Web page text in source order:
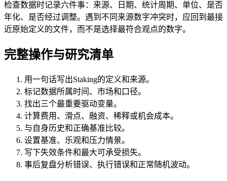
检查数据时记录六件事：来源、日期、统计周期、单位、是否
年化、是否经过调整。遇到不同来源数字冲突时，应回到最接
近原始定义的文件，而不是选择最符合观点的数字。
完整操作与研究清单
用一句话写出Staking的定义和来源。
标记数据所属时间、市场和口径。
找出三个最重要驱动变量。
计算费用、滑点、融资、稀释或机会成本。
与自身历史和正确基准比较。
设置基准、乐观和压力情景。
写下失效条件和最大可承受损失。
事后复盘分析错误、执行错误和正常随机波动。